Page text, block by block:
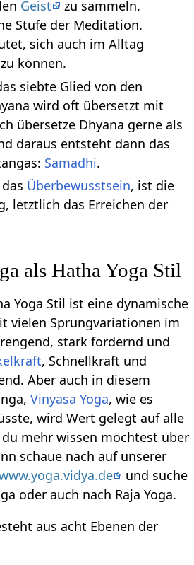
Geist
zu sammeln.
Stufe der Meditation.
sich auch im Alltag
können.
siebte Glied von den
wird oft übersetzt mit
übersetze Dhyana gerne als
daraus entsteht dann das
Samadhi.
Überbewusstsein, ist die
letztlich das Erreichen der
als Hatha Yoga Stil
Yoga Stil ist eine dynamische
vielen Sprungvariationen im
stark fordernd und
, Schnellkraft und
Aber auch in diesem
Vinyasa Yoga, wie es
wird Wert gelegt auf alle
mehr wissen möchtest über
schaue nach auf unserer
und suche
oder auch nach Raja Yoga.
aus acht Ebenen der